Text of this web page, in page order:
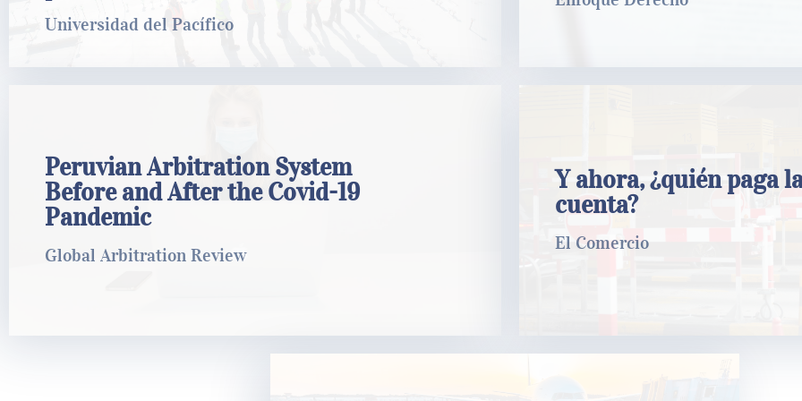
Universidad del Pacífico
Peruvian Arbitration System
Before and After the Covid-19
Pandemic
Global Arbitration Review
Peruvian Arbitration System Before and
After the Covid-19 Pandemic
Global Arbitration Review
LEER MÁS
Y ahora, ¿quién paga
cuenta?
El Comercio
Y ahora, ¿quién paga la cuenta?
El Comercio
LEER MÁS